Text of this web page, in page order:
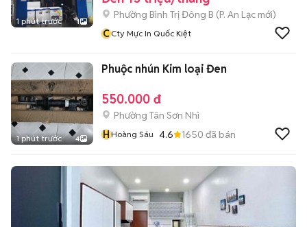
1 phút trước 1
Phường Bình Trị Đông B (P. An Lạc mới)
CCty Mực In Quốc Kiệt
1 phút trước 4
Phuộc nhún Kim loại Đen
550.000 đ
Phường Tân Sơn Nhì
HHoàng Sáu 4.6 1650 đã bán